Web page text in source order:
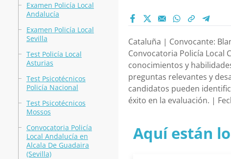
Examen Policía Local
Andalucía
Examen Policía Local
Sevilla
Test Policía Local
Asturias
Test Psicotécnicos
Policía Nacional
Test Psicotécnicos
Mossos
Convocatoria Policía
Local Andalucía en
Alcala De Guadaira
(Sevilla)
Cataluña | Convocante:
Convocatoria Policía Local
conocimientos y
preguntas relevantes y
candidatos pueden
éxito en la evaluación. |
Aquí están